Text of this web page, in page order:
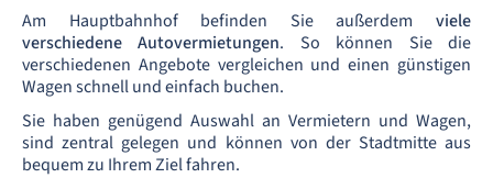
Am Hauptbahnhof befinden Sie außerdem viele
verschiedene Autovermietungen. So können Sie die
verschiedenen Angebote vergleichen und einen günstigen
Wagen schnell und einfach buchen.
Sie haben genügend Auswahl an Vermietern und Wagen,
sind zentral gelegen und können von der Stadtmitte aus
bequem zu Ihrem Ziel fahren.